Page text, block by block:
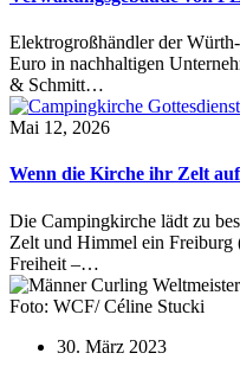
Elektrogroßhändler der
Euro in nachhaltigen
& Schmitt…
Mai 12, 2026
Wenn die Kirche ihr Zelt
Die Campingkirche lädt zu
Zelt und Himmel ein Freiburg
Freiheit –…
Foto: WCF/ Céline Stucki
30. März 2023